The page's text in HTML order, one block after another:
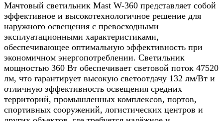
Мачтовый светильник Mast W-360 представляет собой
эффективное и высокотехнологичное решение для
наружного освещения с превосходными
эксплуатационными характеристиками,
обеспечивающее оптимальную эффективность при
экономичном энергопотреблении. Светильник
мощностью 360 Вт обеспечивает световой поток 47520
лм, что гарантирует высокую светоотдачу 132 лм/Вт и
отличную эффективность освещения средних
территорий, промышленных комплексов, портов,
спортивных сооружений, логистических центров и